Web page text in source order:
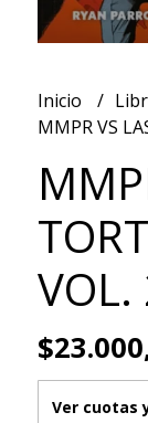
Inicio
MMPR VS
VOL.
Ver cuotas